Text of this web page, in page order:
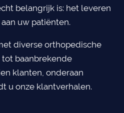
belangrijk is: het leveren
uw patiënten.
diverse orthopedische
baanbrekende
klanten, onderaan
u onze klantverhalen.